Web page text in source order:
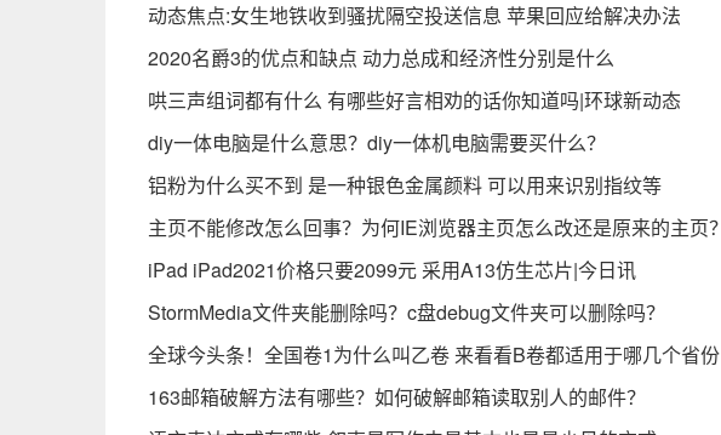
动态焦点:女生地铁收到骚扰隔空投送信息 苹果回应给解决办法
2020名爵3的优点和缺点 动力总成和经济性分别是什么
哄三声组词都有什么 有哪些好言相劝的话你知道吗|环球新动态
diy一体电脑是什么意思？diy一体机电脑需要买什么？
铝粉为什么买不到 是一种银色金属颜料 可以用来识别指纹等
主页不能修改怎么回事？为何IE浏览器主页怎么改还是原来的主页？
iPad iPad2021价格只要2099元 采用A13仿生芯片|今日讯
StormMedia文件夹能删除吗？c盘debug文件夹可以删除吗？
全球今头条！全国卷1为什么叫乙卷 来看看B卷都适用于哪几个省份
163邮箱破解方法有哪些？如何破解邮箱读取别人的邮件？